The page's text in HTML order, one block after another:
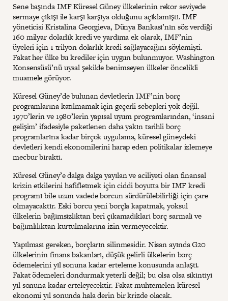
Sene başında IMF Küresel Güney ülkelerinin rekor seviyede
sermaye çıkışı ile karşı karşıya olduğunu açıklamıştı. IMF
yöneticisi Kristalina Georgieva, Dünya Bankası’nın söz verdiği
160 milyar dolarlık kredi ve yardıma ek olarak, IMF’nin
üyeleri için 1 trilyon dolarlık kredi sağlayacağını söylemişti.
Fakat her ülke bu krediler için uygun bulunmuyor. Washington
Konsensüsü’nü uysal şekilde benimseyen ülkeler öncelikli
muamele görüyor.
Küresel Güney’de bulunan devletlerin IMF’nin borç
programlarına katılmamak için geçerli sebepleri yok değil.
1970’lerin ve 1980’lerin yapısal uyum programlarından, ‘insani
gelişim’ ifadesiyle paketlenen daha yakın tarihli borç
programlarına kadar birçok uygulama, küresel güneydeki
devletleri kendi ekonomilerini harap eden politikalar izlemeye
mecbur bıraktı.
Küresel Güney’e dalga dalga yayılan ve aciliyeti olan finansal
krizin etkilerini hafifletmek için ciddi boyutta bir IMF kredi
programı bile uzun vadede borcun sürdürülebilirliği için çare
olmayacaktır. Eski borcu yeni borçla kapatmak, yoksul
ülkelerin bağımsızlıktan beri çıkamadıkları borç sarmalı ve
bağımlılıktan kurtulmalarına izin vermeyecektir.
Yapılması gereken, borçların silinmesidir. Nisan ayında G20
ülkelerinin finans bakanları, düşük gelirli ülkelerin borç
ödemelerini yıl sonuna kadar erteleme konusunda anlaştı.
Fakat ödemeleri dondurmak yeterli değil; bu olsa olsa sıkıntıyı
yıl sonuna kadar erteleyecektir. Fakat muhtemelen küresel
ekonomi yıl sonunda hala derin bir krizde olacak.